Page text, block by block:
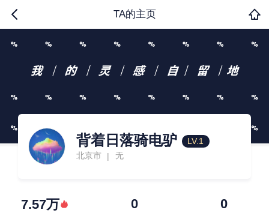
TA的主页
背着日落骑电驴
LV.1
北京市
| 无
7.57万 0 0